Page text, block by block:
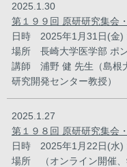
2025.1.30
第１９９回 原研研究集会
日時 2025年1月31日(金)
場所 長崎大学医学部 ポ
講師 浦野 健 先生（島根
研究開発センター教授）
2025.1.27
第１９８回 原研研究集会
日時 2025年1月22日(水)
場所 （オンライン開催、